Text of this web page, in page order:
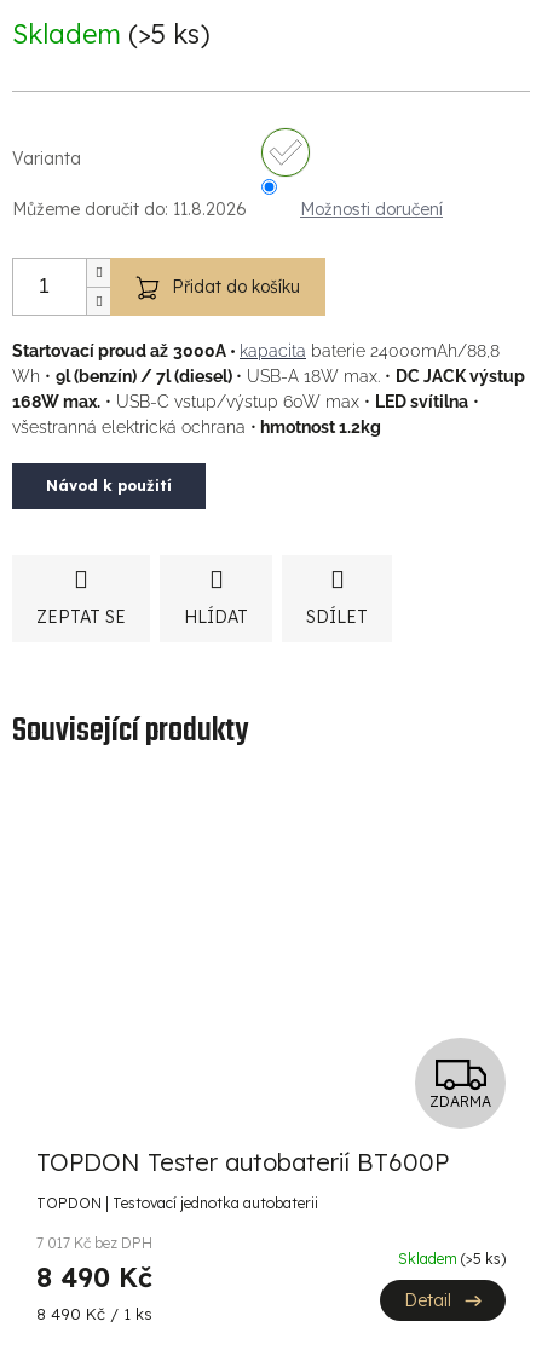
Skladem (>5 ks)
Varianta
Můžeme doručit do: 11.8.2026 Možnosti doručení
Přidat do košíku
Startovací proud až 3000A • kapacita baterie 24000mAh/88,8
Wh • 9l (benzín) / 7l (diesel) • USB-A 18W max. • DC JACK výstup
168W max. • USB-C vstup/výstup 60W max • LED svítilna •
všestranná elektrická ochrana • hmotnost 1.2kg
Návod k použití
ZEPTAT SE HLÍDAT SDÍLET
Související produkty
Z
D
M
A
ZDARMA
TOPDON Tester autobaterií BT600P
TOPDON | Testovací jednotka autobaterii
7 017 Kč bez DPH
8 490 Kč
Měrná
8 490 Kč / 1 ks
Skladem (>5 ks)
Detail